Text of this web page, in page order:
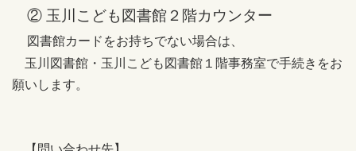
② 玉川こども図書館２階カウンター
図書館カードをお持ちでない場合は、
玉川図書館・玉川こども図書館１階事務室で手続きをお
願いします。